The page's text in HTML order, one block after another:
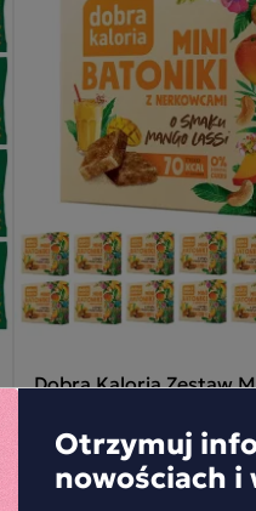
Dobra Kaloria Zestaw
125,86 zł
Otrzymuj
nowościach i